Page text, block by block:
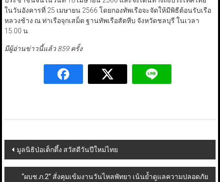
ในวันอังคารที่ 25 เมษายน 2566 โดยกองทัพเรือจะจัดให้มีพิธีต้อนรับเรือ
หลวงช้าง ณ ท่าเรือจุกเสม็ด ฐานทัพเรือสัตหีบ จังหวัดชลบุรี ในเวลา
15.00 น.
มีผู้อ่านข่าวนี้แล้ว 859 ครั้ง
Post
navigation
มูลนิธิป่อเต็กตึ้ง สวัสดีวันปีใหม่ไทย
“ผบช.ภ.2” สั่งคุมเข้มงานวันไหลพัทยา เน้นย้ำดูแลความปลอดภัย